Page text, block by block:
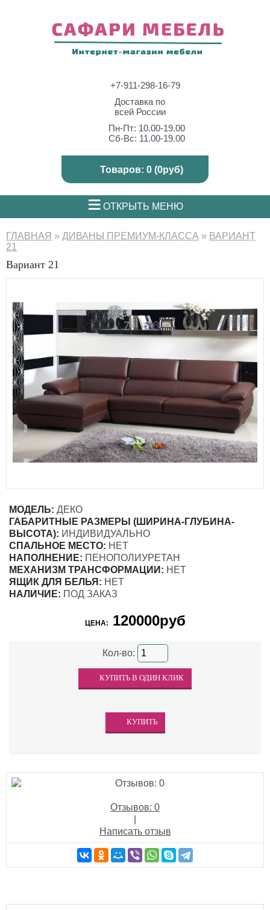
+7-911-298-16-79
Доставка по
всей России
Пн-Пт: 10.00-19.00
Сб-Вс: 11.00-19.00
Товаров: 0 (0руб)
≡ ОТКРЫТЬ МЕНЮ
ГЛАВНАЯ » ДИВАНЫ ПРЕМИУМ-КЛАССА » ВАРИАНТ
21
Вариант 21
МОДЕЛЬ: ДЕКО
ГАБАРИТНЫЕ РАЗМЕРЫ (ШИРИНА-ГЛУБИНА-
ВЫСОТА): ИНДИВИДУАЛЬНО
СПАЛЬНОЕ МЕСТО: НЕТ
НАПОЛНЕНИЕ: ПЕНОПОЛИУРЕТАН
МЕХАНИЗМ ТРАНСФОРМАЦИИ: НЕТ
ЯЩИК ДЛЯ БЕЛЬЯ: НЕТ
НАЛИЧИЕ: ПОД ЗАКАЗ
ЦЕНА: 120000руб
Кол-во:
Отзывов: 0
Написать отзыв